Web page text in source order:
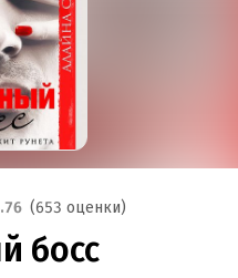
(653 оценки)
босс